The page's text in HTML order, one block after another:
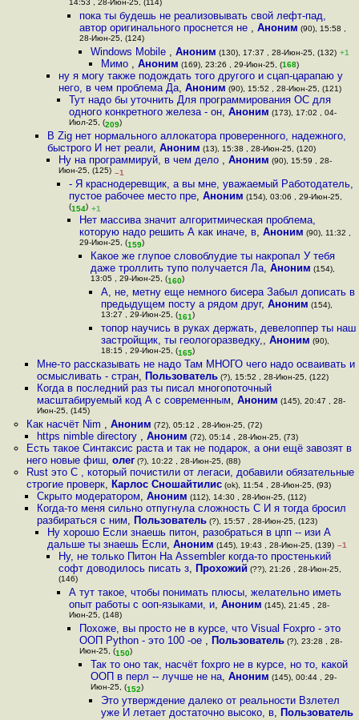
14:53 , 28-Июн-25, (114)
пока ты будешь не реализовывать свой лефт-пад,
автор оригинального проснется не ,Аноним (90), 15:58 ,
28-Июн-25, (124)
Windows Mobile , Аноним (130), 17:37 , 28-Июн-25, (132) +1
Мимо , Аноним (169), 23:26 , 29-Июн-25, (168)
ну я могу также подождать того другого и сцап-царапаю у
него, в чем проблема Да, Аноним (90), 15:52 , 28-Июн-25, (121)
Тут надо бы уточнить Для программирования ОС для
одного конкретного железа - он, Аноним (173), 17:02 , 04-
Июл-25, (209)
В Zig нет нормального аллокатора проверенного, надежного,
быстрого И нет реали,Аноним (13), 15:38 , 28-Июн-25, (120)
Ну на программируй, в чем дело , Аноним (90), 15:59 , 28-
Июн-25, (125) –1
- Я краснодеревщик, а вы мне, уважаемый Работодатель,
пустое рабочее место пре, Аноним (154), 03:06 , 29-Июн-25,
(154) +1
Нет массива значит алгоритмическая проблема,
которую надо решить А как иначе, в,Аноним (90), 11:32 ,
29-Июн-25, (159)
Какое же глупое словоблудие ты накропал У тебя
даже троллить тупо получается Ла, Аноним (154),
13:05 , 29-Июн-25, (160)
А, не, метну еще немного бисера Забыл дописать в
предыдущем посту а рядом друг, Аноним (154),
13:27 , 29-Июн-25, (161)
топор научись в руках держать, девелоппер ты наш
застройщик, ты геологоразведку,, Аноним (90),
18:15 , 29-Июн-25, (165)
Мне-то рассказывать не надо Там МНОГО чего надо осваивать и
осмысливать - стран, Пользователь(?), 15:52 , 28-Июн-25, (122)
Когда в последний раз ты писал многопоточный
масштабируемый код А с современным, Аноним (145), 20:47 , 28-
Июн-25, (145)
Как насчёт Nim , Аноним (72), 05:12 , 28-Июн-25, (72)
https nimble directory , Аноним (72), 05:14 , 28-Июн-25, (73)
Есть такое Синтаксис раста и так не подарок, а они ещё завозят в
него новые фиш, олег(?), 10:22 , 28-Июн-25, (88)
Rust это С , который почистили от легаси, добавили обязательные
строгие проверк, Карлос Сношайтилис(ok), 11:54 , 28-Июн-25, (93)
Скрыто модератором, Аноним (112), 14:30 , 28-Июн-25, (112)
Когда-то меня сильно отпугнула сложность C И я тогда бросил
разбираться с ним, Пользователь(?), 15:57 , 28-Июн-25, (123)
Ну хорошо Если знаешь питон, разобраться в цпп -- изи А
дальше ты знаешь Если,Аноним (145), 19:43 , 28-Июн-25, (139) –1
Ну, не только Питон На Assembler когда-то простенький
софт доводилось писать з, Прохожий (??), 21:26 , 28-Июн-25,
(146)
А тут такое, чтобы понимать плюсы, желательно иметь
опыт работы с ооп-языками, и, Аноним (145), 21:45 , 28-
Июн-25, (148)
Похоже, вы просто не в курсе, что Visual Foxpro - это
ООП Python - это 100 -ое , Пользователь (?), 23:28 , 28-
Июн-25, (150)
Так то оно так, насчёт foxpro не в курсе, но то, какой
ООП в перл -- лучше не на, Аноним (145), 00:44 , 29-
Июн-25, (152)
Это утверждение далеко от реальности Взлетел
уже И летает достаточно высоко, в, Пользователь